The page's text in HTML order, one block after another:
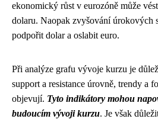
ekonomický růst v eurozóně může
dolaru. Naopak zvyšování úrokových
podpořit dolar a oslabit euro.
Při analýze grafu vývoje kurzu je
support a resistance úrovně, trendy a
objevují. Tyto indikátory mohou
budoucím vývoji kurzu. Je však